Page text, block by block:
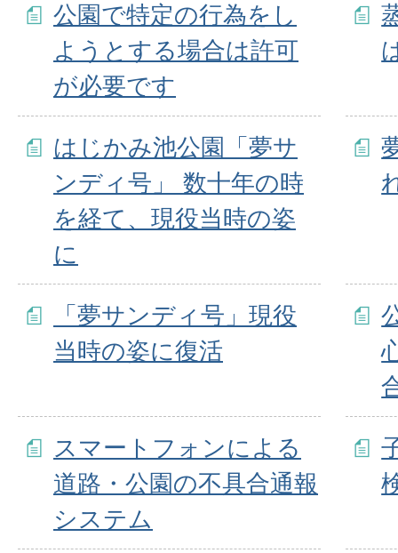
公園で特定の行為をし
ようとする場合は許可
が必要です
はじかみ池公園「夢サ
ンディ号」 数十年の時
を経て、現役当時の姿
に
「夢サンディ号」現役
当時の姿に復活
スマートフォンによる
道路・公園の不具合通報
システム